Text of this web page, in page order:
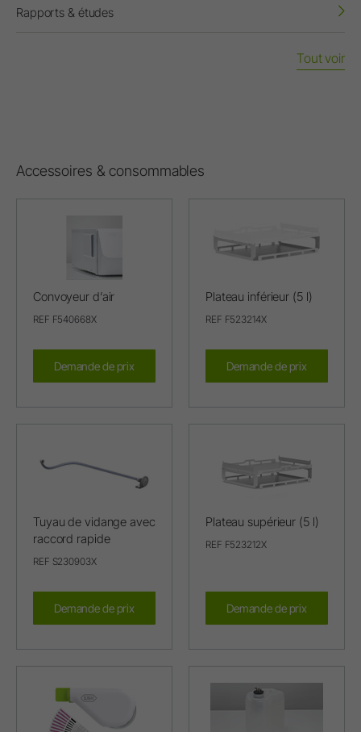
Rapports & études
Tout voir
Accessoires & consommables
Convoyeur d’air
REF F540668X
Demande de prix
Plateau inférieur (5 l)
REF F523214X
Demande de prix
Tuyau de vidange avec
raccord rapide
REF S230903X
Demande de prix
Plateau supérieur (5 l)
REF F523212X
Demande de prix